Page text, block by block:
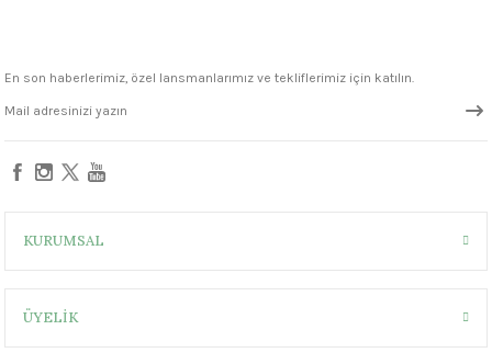
En son haberlerimiz, özel lansmanlarımız ve tekliflerimiz için katılın.
KURUMSAL
ÜYELİK